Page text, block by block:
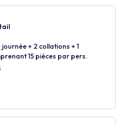
+ 2 collations + 1
15 pièces par pers.